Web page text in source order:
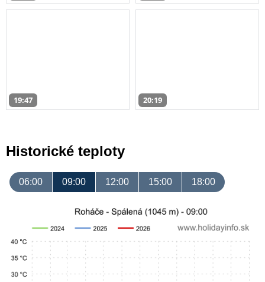
19:47 20:19
Historické teploty
06:00 09:00 12:00 15:00 18:00